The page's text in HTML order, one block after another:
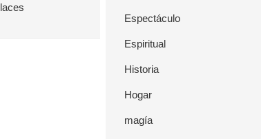
Espectáculo
Espiritual
Historia
Hogar
magía